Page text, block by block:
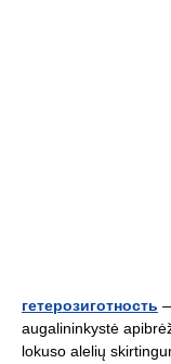
гетерозиготность
augalininkystė
lokuso alelių